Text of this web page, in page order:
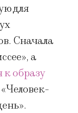
для
Сначала
а
к образу